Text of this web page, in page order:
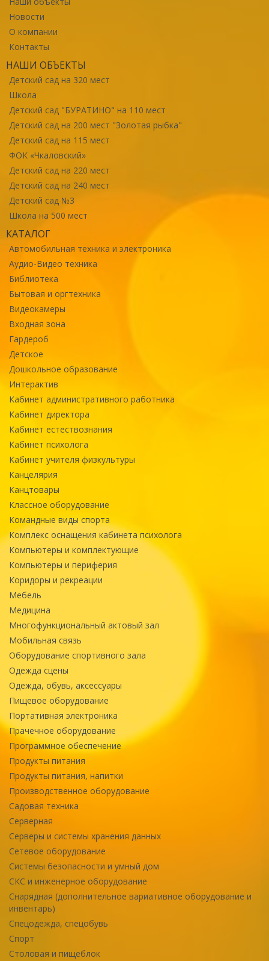
Новости
О компании
Контакты
НАШИ ОБЪЕКТЫ
Детский сад на 320 мест
Школа
Детский сад "БУРАТИНО" на 110 мест
Детский сад на 200 мест "Золотая рыбка"
Детский сад на 115 мест
ФОК «Чкаловский»
Детский сад на 220 мест
Детский сад на 240 мест
Детский сад №3
Школа на 500 мест
КАТАЛОГ
Автомобильная техника и электроника
Аудио-Видео техника
Библиотека
Бытовая и оргтехника
Видеокамеры
Входная зона
Гардероб
Детское
Дошкольное образование
Интерактив
Кабинет административного работника
Кабинет директора
Кабинет естествознания
Кабинет психолога
Кабинет учителя физкультуры
Канцелярия
Канцтовары
Классное оборудование
Командные виды спорта
Комплекс оснащения кабинета психолога
Компьютеры и комплектующие
Компьютеры и периферия
Коридоры и рекреации
Мебель
Медицина
Многофункциональный актовый зал
Мобильная связь
Оборудование спортивного зала
Одежда сцены
Одежда, обувь, аксессуары
Пищевое оборудование
Портативная электроника
Прачечное оборудование
Программное обеспечение
Продукты питания
Продукты питания, напитки
Производственное оборудование
Садовая техника
Серверная
Серверы и системы хранения данных
Сетевое оборудование
Системы безопасности и умный дом
СКС и инженерное оборудование
Снарядная (дополнительное вариативное оборудование и
инвентарь)
Спецодежда, спецобувь
Спорт
Столовая и пищеблок